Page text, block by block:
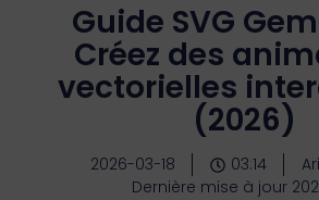
Guide SVG
Créez des
vectorielles
(2026)
2026-03-18 03:14
Dernière mise à jour